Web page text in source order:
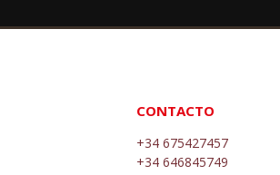
CONTACTO
+34 675427457
+34 646845749